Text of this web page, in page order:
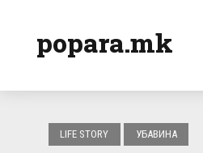
popara.mk
LIFE STORY УБАВИНА